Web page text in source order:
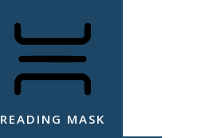
READING MASK